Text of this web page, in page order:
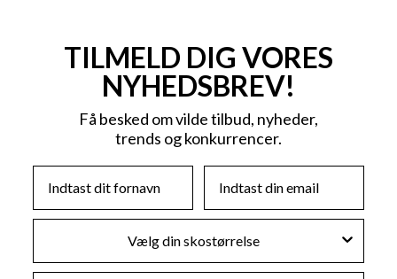
TILMELD DIG VORES
NYHEDSBREV!
Få besked om vilde tilbud, nyheder,
trends og konkurrencer.